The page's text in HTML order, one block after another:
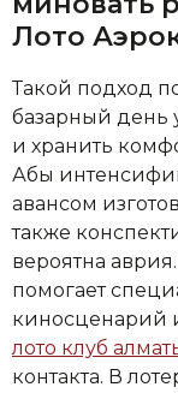
Лото
Такой подход
базарный день
и хранить
Абы
авансом
также
вероятна
помогает
киносценарий
лото клуб
контакта. В